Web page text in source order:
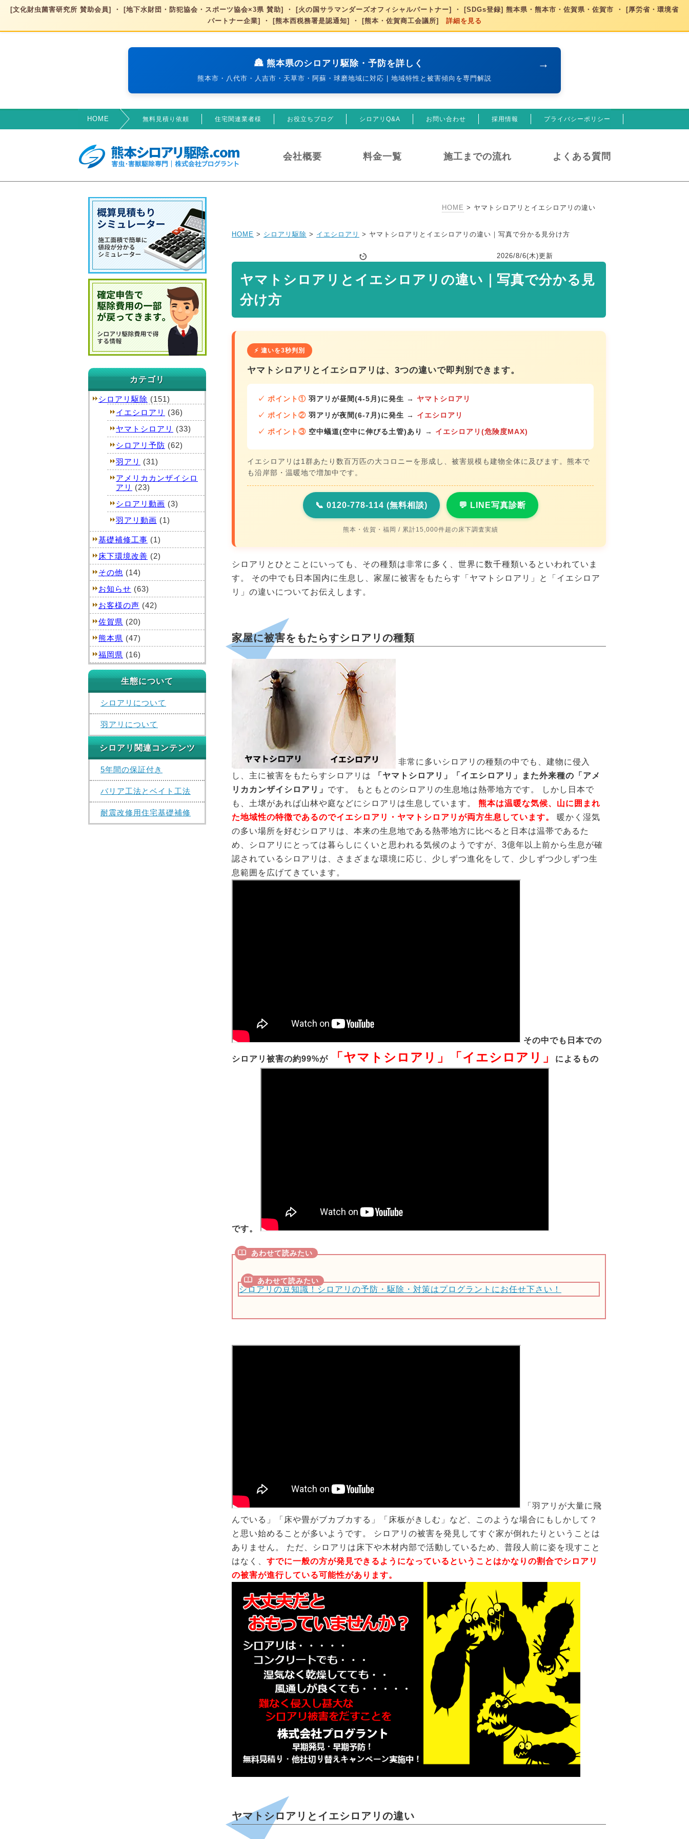
[文化財虫菌害研究所 賛助会員] ・ [地下水財団・防犯協会・スポーツ協会×3県 賛助] ・ [火の国サラマンダーズオフィシャルパートナー] ・ [SDGs登録] 熊本県・熊本市・佐賀県・佐賀市 ・ [厚労省・環境省
パートナー企業] ・ [熊本西税務署是認通知] ・ [熊本・佐賀商工会議所] 詳細を見る
→
🏯 熊本県のシロアリ駆除・予防を詳しく
熊本市・八代市・人吉市・天草市・阿蘇・球磨地域に対応 | 地域特性と被害傾向を専門解説
HOME 無料見積り依頼 住宅関連業者様 お役立ちブログ シロアリQ&A お問い合わせ 採用情報 プライバシーポリシー
会社概要 料金一覧 施工までの流れ よくある質問
HOME > ヤマトシロアリとイエシロアリの違い
HOME > シロアリ駆除 > イエシロアリ > ヤマトシロアリとイエシロアリの違い｜写真で分かる見分け方
2026/8/6(木)更新
ヤマトシロアリとイエシロアリの違い｜写真で分かる見
分け方
⚡ 違いを3秒判別
ヤマトシロアリとイエシロアリは、3つの違いで即判別できます。
✓ ポイント① 羽アリが昼間(4-5月)に発生 → ヤマトシロアリ
✓ ポイント② 羽アリが夜間(6-7月)に発生 → イエシロアリ
✓ ポイント③ 空中蟻道(空中に伸びる土管)あり → イエシロアリ(危険度MAX)
イエシロアリは1群あたり数百万匹の大コロニーを形成し、被害規模も建物全体に及びます。熊本で
も沿岸部・温暖地で増加中です。
📞 0120-778-114 (無料相談) 💬 LINE写真診断
熊本・佐賀・福岡 / 累計15,000件超の床下調査実績
シロアリとひとことにいっても、その種類は非常に多く、世界に数千種類いるといわれていま
す。 その中でも日本国内に生息し、家屋に被害をもたらす「ヤマトシロアリ」と「イエシロア
リ」の違いについてお伝えします。
家屋に被害をもたらすシロアリの種類
非常に多いシロアリの種類の中でも、建物に侵入
し、主に被害をもたらすシロアリは
「ヤマトシロアリ」「イエシロアリ」また外来種の「アメ
リカカンザイシロアリ」 です。 もともとのシロアリの生息地は熱帯地方です。 しかし日本で
も、土壌があれば山林や庭などにシロアリは生息しています。 熊本は温暖な気候、山に囲まれ
た地域性の特徴であるのでイエシロアリ・ヤマトシロアリが両方生息しています。
暖かく湿気
の多い場所を好むシロアリは、本来の生息地である熱帯地方に比べると日本は温帯であるた
め、シロアリにとっては暮らしにくいと思われる気候のようですが、3億年以上前から生息が確
認されているシロアリは、さまざまな環境に応じ、少しずつ進化をして、少しずつ少しずつ生
息範囲を広げてきています。
その中でも日本での
シロアリ被害の約99%が 「ヤマトシロアリ」「イエシロアリ」 によるもの
です。
シロアリの豆知識！シロアリの予防・駆除・対策はプログラントにお任せ下さい！
「羽アリが大量に飛
んでいる」「床や畳がブカブカする」「床板がきしむ」など、このような場合にもしかして？
と思い始めることが多いようです。 シロアリの被害を発見してすぐ家が倒れたりということは
ありません。 ただ、シロアリは床下や木材内部で活動しているため、普段人前に姿を現すこと
はなく、 すでに一般の方が発見できるようになっているということはかなりの割合でシロアリ
の被害が進行している可能性があります。
ヤマトシロアリとイエシロアリの違い
カテゴリ
シロアリ駆除 (151)
イエシロアリ
(36)
ヤマトシロアリ
(33)
シロアリ予防 (62)
羽アリ
(31)
アメリカカンザイシロ
アリ
(23)
シロアリ動画 (3)
羽アリ動画 (1)
基礎補修工事 (1)
床下環境改善 (2)
その他 (14)
お知らせ (63)
お客様の声 (42)
佐賀県 (20)
熊本県 (47)
福岡県 (16)
生態について
シロアリについて
羽アリについて
シロアリ関連コンテンツ
5年間の保証付き
バリア工法とベイト工法
耐震改修用住宅基礎補修